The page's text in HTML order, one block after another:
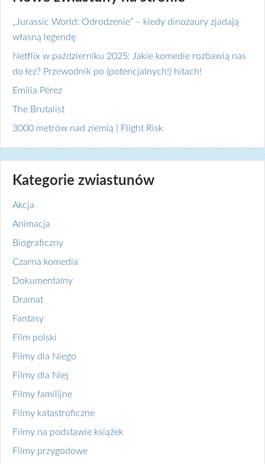
„Jurassic World: Odrodzenie” – kiedy dinozaury zjadają
własną legendę
Netflix w październiku 2025: Jakie komedie rozbawią nas
do łez? Przewodnik po (potencjalnych!) hitach!
Emilia Pérez
The Brutalist
3000 metrów nad ziemią | Flight Risk
Kategorie zwiastunów
Akcja
Animacja
Biograficzny
Czarna komedia
Dokumentalny
Dramat
Fantasy
Film polski
Filmy dla Niego
Filmy dla Niej
Filmy familijne
Filmy katastroficzne
Filmy na podstawie książek
Filmy przygodowe